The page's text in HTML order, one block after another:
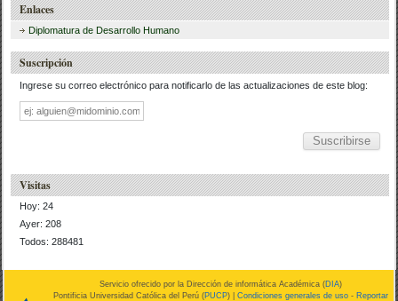
Enlaces
Diplomatura de Desarrollo Humano
Suscripción
Ingrese su correo electrónico para notificarlo de las actualizaciones de este blog:
Dirección
de
correo
Visitas
Hoy: 24
Ayer: 208
Todos: 288481
Servicio ofrecido por la Dirección de informática Académica (DIA)
Pontificia Universidad Católica del Perú (PUCP) |Condiciones generales de uso - Reportar